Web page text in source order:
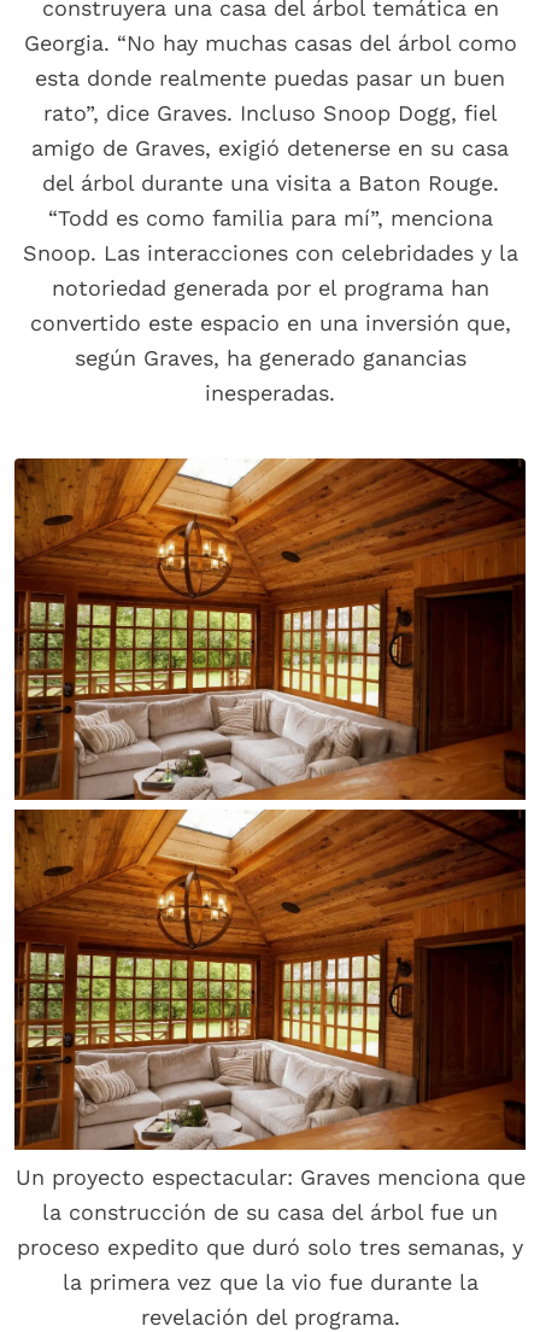
construyera una casa del árbol temática en
Georgia. “No hay muchas casas del árbol como
esta donde realmente puedas pasar un buen
rato”, dice Graves. Incluso Snoop Dogg, fiel
amigo de Graves, exigió detenerse en su casa
del árbol durante una visita a Baton Rouge.
“Todd es como familia para mí”, menciona
Snoop. Las interacciones con celebridades y la
notoriedad generada por el programa han
convertido este espacio en una inversión que,
según Graves, ha generado ganancias
inesperadas.
Un proyecto espectacular: Graves menciona que
la construcción de su casa del árbol fue un
proceso expedito que duró solo tres semanas, y
la primera vez que la vio fue durante la
revelación del programa.